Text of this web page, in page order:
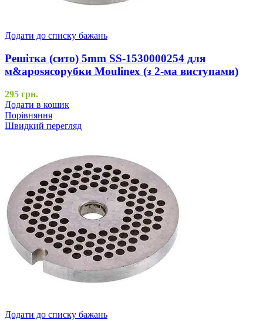
Додати до списку бажань
Решітка (сито) 5mm SS-1530000254 для
м&aposясорубки Moulinex (з 2-ма виступами)
295 грн.
Додати в кошик
Порівняння
Швидкий перегляд
Додати до списку бажань